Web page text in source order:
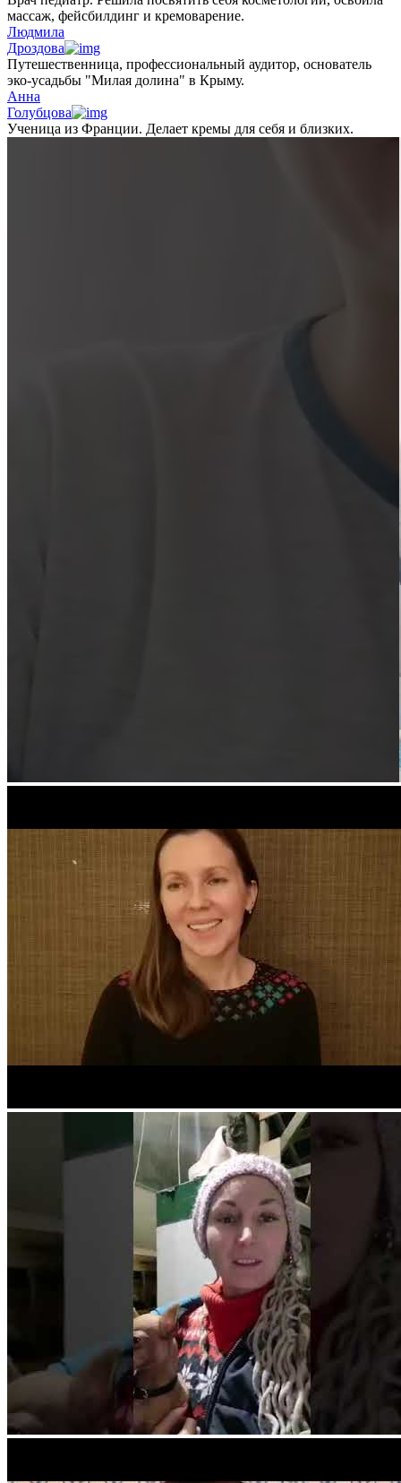
массаж, фейсбилдинг и кремоварение.
Людмила
Дроздова
Путешественница, профессиональный аудитор, основатель
эко-усадьбы "Милая долина" в Крыму.
Анна
Голубцова
Ученица из Франции. Делает кремы для себя и близких.